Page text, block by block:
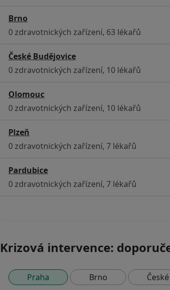
Brno
0 zdravotnických zařízení, 63 lékařů
České Budějovice
0 zdravotnických zařízení, 10 lékařů
Olomouc
0 zdravotnických zařízení, 10 lékařů
Plzeň
0 zdravotnických zařízení, 7 lékařů
Pardubice
0 zdravotnických zařízení, 7 lékařů
Krizová intervence:
Praha Brno